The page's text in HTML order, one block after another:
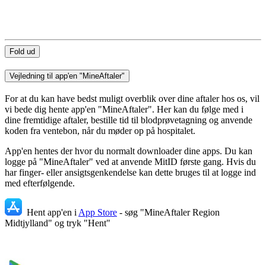
Fold ud
Vejledning til app'en "MineAftaler"
For at du kan have bedst muligt overblik over dine aftaler hos os, vil
vi bede dig hente app'en "MineAftaler". Her kan du følge med i
dine fremtidige aftaler, bestille tid til blodprøvetagning og anvende
koden fra ventebon, når du møder op på hospitalet.
App'en hentes der hvor du normalt downloader dine apps. Du kan
logge på "MineAftaler" ved at anvende MitID første gang. Hvis du
har finger- eller ansigtsgenkendelse kan dette bruges til at logge ind
med efterfølgende.
Hent app'en i App Store - søg "MineAftaler Region
Midtjylland" og tryk "Hent"